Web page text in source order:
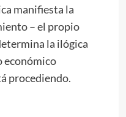
manifiesta la
– el propio
la ilógica
económico
procediendo.